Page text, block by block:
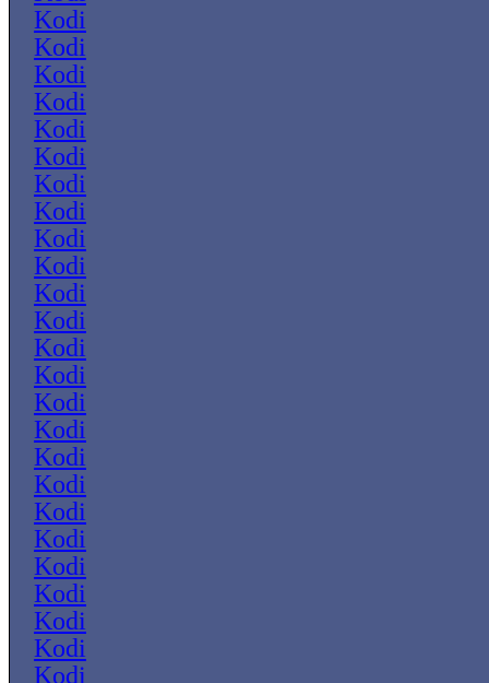
Kodi
Kodi
Kodi
Kodi
Kodi
Kodi
Kodi
Kodi
Kodi
Kodi
Kodi
Kodi
Kodi
Kodi
Kodi
Kodi
Kodi
Kodi
Kodi
Kodi
Kodi
Kodi
Kodi
Kodi
Kodi